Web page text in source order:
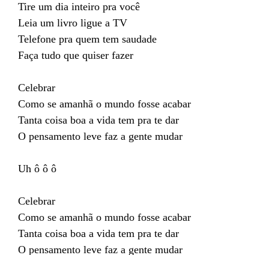
Tire um dia inteiro pra você
Leia um livro ligue a TV
Telefone pra quem tem saudade
Faça tudo que quiser fazer
Celebrar
Como se amanhã o mundo fosse acabar
Tanta coisa boa a vida tem pra te dar
O pensamento leve faz a gente mudar
Uh ô ô ô
Celebrar
Como se amanhã o mundo fosse acabar
Tanta coisa boa a vida tem pra te dar
O pensamento leve faz a gente mudar